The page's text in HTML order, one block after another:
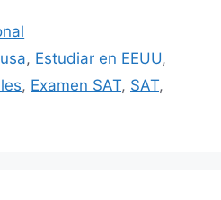
, Estudiar en EEUU,
, Examen SAT, SAT,